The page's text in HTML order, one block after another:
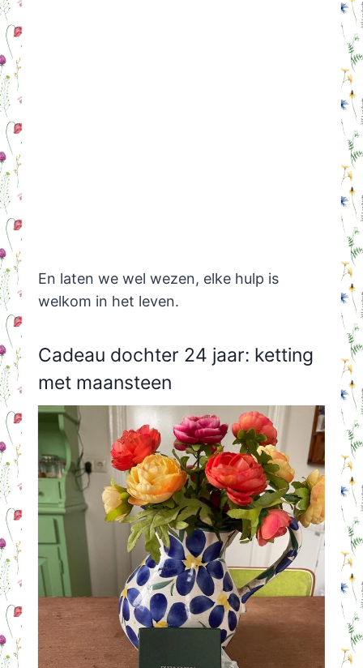
En laten we wel wezen, elke hulp is
welkom in het leven.
Cadeau dochter 24 jaar: ketting
met maansteen